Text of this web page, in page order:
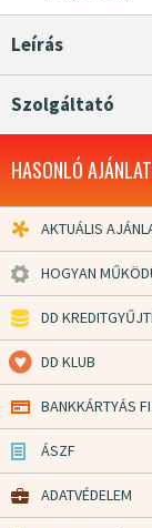
Leírás
Szolgáltató
HASONLÓ
AKTUÁLIS
HOGYAN
DD
DD KLUB
BANKKÁRTYÁS
ÁSZF
ADATVÉDELEM